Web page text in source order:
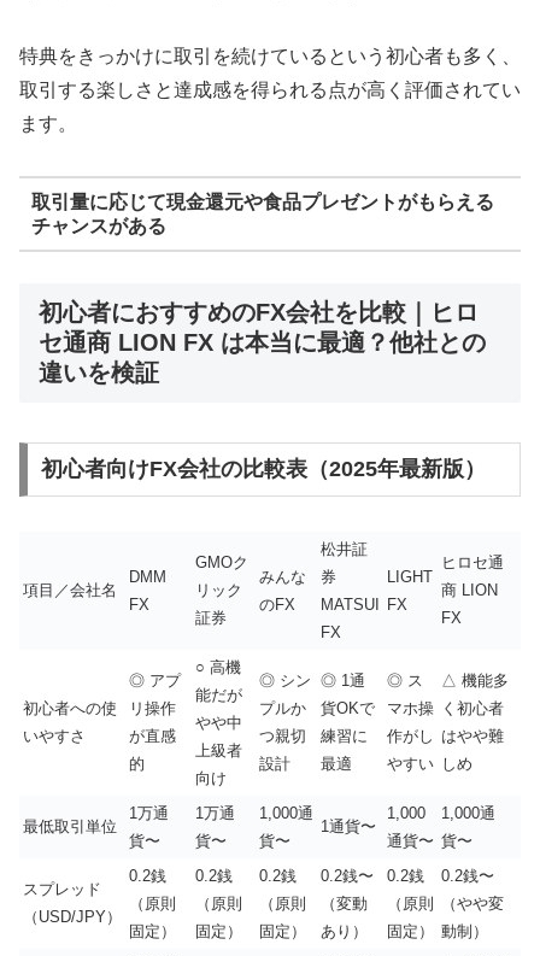
特典をきっかけに取引を続けているという初心者も多く、
取引する楽しさと達成感を得られる点が高く評価されてい
ます。
取引量に応じて現金還元や食品プレゼントがもらえる
チャンスがある
初心者におすすめのFX会社を比較｜ヒロ
セ通商 LION FX は本当に最適？他社との
違いを検証
初心者向けFX会社の比較表（2025年最新版）
項目／会社名
DMM
FX
GMOク
リック
証券
みんな
のFX
松井証
券
MATSUI
FX
LIGHT
FX
ヒロセ通
商 LION
FX
初心者への使
いやすさ
◎ アプ
リ操作
が直感
的
○ 高機
能だが
やや中
上級者
向け
◎ シン
プルか
つ親切
設計
◎ 1通
貨OKで
練習に
最適
◎ ス
マホ操
作がし
やすい
△ 機能多
く初心者
はやや難
しめ
最低取引単位
1万通
貨〜
1万通
貨〜
1,000通
貨〜
1通貨〜
1,000
通貨〜
1,000通
貨〜
スプレッド
（USD/JPY）
0.2銭
（原則
固定）
0.2銭
（原則
固定）
0.2銭
（原則
固定）
0.2銭〜
（変動
あり）
0.2銭
（原則
固定）
0.2銭〜
（やや変
動制）